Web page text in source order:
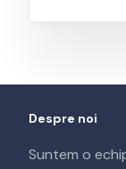
Despre noi
Suntem o